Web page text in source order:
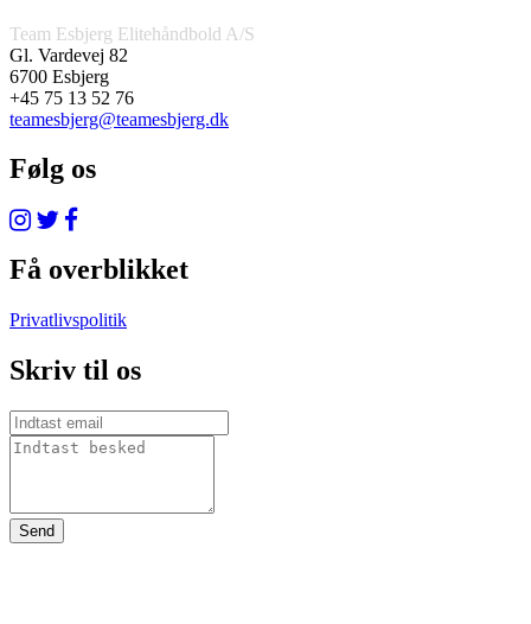
Team Esbjerg Elitehåndbold A/S
Gl. Vardevej 82
6700 Esbjerg
+45 75 13 52 76
teamesbjerg@teamesbjerg.dk
Følg os
Få overblikket
Privatlivspolitik
Skriv til os